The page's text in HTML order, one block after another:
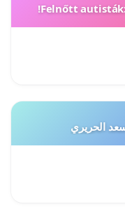
Felnőtt
الحريري